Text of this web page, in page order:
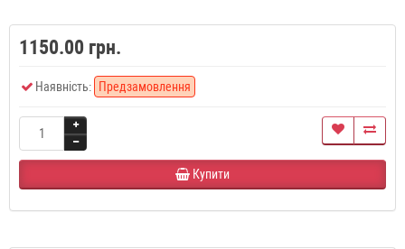
1150.00 грн.
Наявність: Предзамовлення
Купити